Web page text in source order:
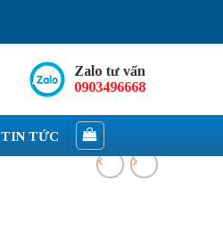
Zalo tư vấn
0903496668
TIN TỨC